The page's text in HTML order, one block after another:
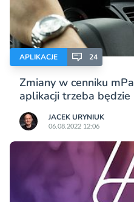
APLIKACJE 24
Zmiany w cenniku
aplikacji trzeba będzie
JACEK URYNIUK
06.08.2022 12:06